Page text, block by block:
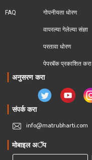
FAQ गोपनीयता धोरण
वापरल्या गेलेल्या संज्ञा
परतावा धोरण
पेपरबॅक प्रकाशित करा
अनुसरण करा
संपर्क करा
info@matrubharti.com
मोबाइल अॅप